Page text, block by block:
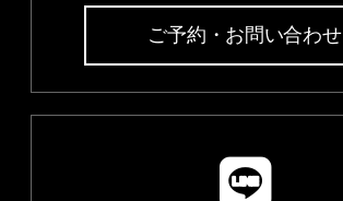
ご予約・お問い合わせ